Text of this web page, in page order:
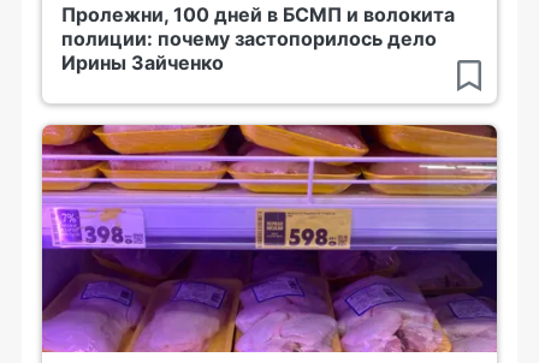
Пролежни, 100 дней в БСМП и волокита
полиции: почему застопорилось дело
Ирины Зайченко